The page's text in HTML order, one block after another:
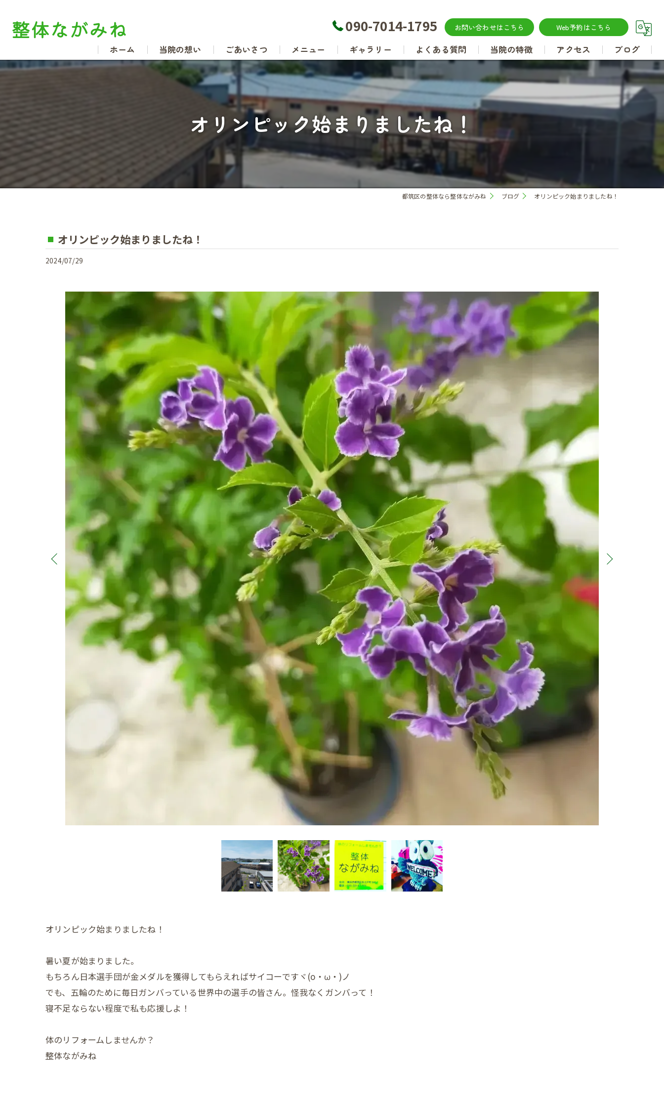
090-7014-1795 お問い合わせはこちら Web予約はこちら
ホーム 当院の想い ごあいさつ メニュー ギャラリー よくある質問 当院の特徴
腰痛
肩こり
坐骨神経痛
肩甲骨はがし
アクセス ブログ
オリンピック始まりましたね！
都筑区の整体なら整体ながみね ブログ オリンピック始まりましたね！
オリンピック始まりましたね！
2024/07/29
オリンピック始まりましたね！
暑い夏が始まりました。
もちろん日本選手団が金メダルを獲得してもらえればサイコーですヾ(o・ω・)ノ
でも、五輪のために毎日ガンバっている世界中の選手の皆さん。怪我なくガンバって！
寝不足ならない程度で私も応援しよ！
体のリフォームしませんか？
整体ながみね